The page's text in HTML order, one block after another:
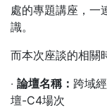
處的專題講座，一
識。
而本次座談的相關
‧ 論壇名稱： 跨域
壇-C4場次